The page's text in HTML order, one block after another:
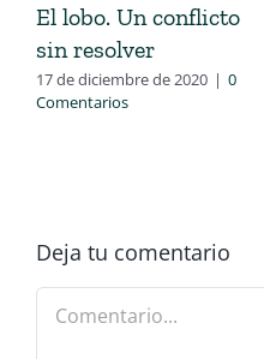
El lobo. Un conflicto
sin resolver
17 de diciembre de 2020 | 0
Comentarios
Deja tu comentario
Comentario